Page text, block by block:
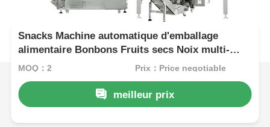
Snacks Machine automatique d'emballage
alimentaire Bonbons Fruits secs Noix multi-
fonction
MOQ：2 Prix：Price negotiable
meilleur prix